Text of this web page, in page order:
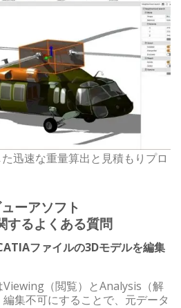
迅速な重量算出と見積もりプロ
ーアソフト
るよくある質問
ファイルの3Dモデルを編集
（閲覧）とAnalysis（解
集不可にすることで、元データ